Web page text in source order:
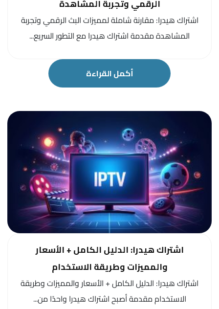
الرقمي وتجربة المشاهدة
اشتراك هيدرا: مقارنة شاملة لمميزات البث الرقمي وتجربة
المشاهدة مقدمة اشتراك هيدرا مع التطور السريع...
أكمل القراءة
اشتراك هيدرا: الدليل الكامل + الأسعار
والمميزات وطريقة الاستخدام
اشتراك هيدرا: الدليل الكامل + الأسعار والمميزات وطريقة
الاستخدام مقدمة أصبح اشتراك هيدرا واحدًا من...